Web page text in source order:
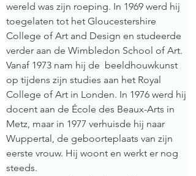
wereld was zijn roeping. In 1969 werd hij
toegelaten tot het Gloucestershire
College of Art and Design en studeerde
verder aan de Wimbledon School of Art.
Vanaf 1973 nam hij de  beeldhouwkunst
op tijdens zijn studies aan het Royal
College of Art in Londen. In 1976 werd hij
docent aan de École des Beaux-Arts in
Metz, maar in 1977 verhuisde hij naar
Wuppertal, de geboorteplaats van zijn
eerste vrouw. Hij woont en werkt er nog
steeds.